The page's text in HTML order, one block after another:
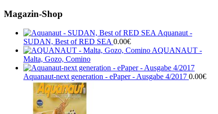
Magazin-Shop
Aquanaut -
SUDAN, Best of RED SEA 0.00€
AQUANAUT -
Malta, Gozo, Comino
Aquanaut-next generation - ePaper - Ausgabe 4/2017 0.00€